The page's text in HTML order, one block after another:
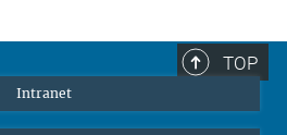
TOP
Intranet